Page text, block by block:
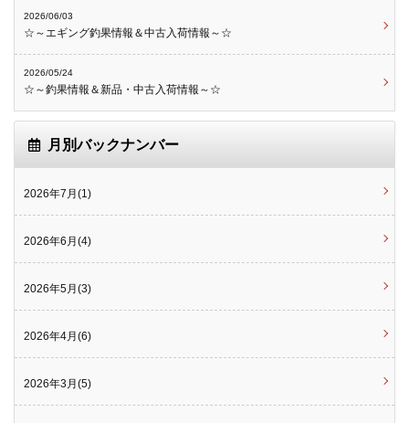
2026/06/03
☆～エギング釣果情報＆中古入荷情報～☆
2026/05/24
☆～釣果情報＆新品・中古入荷情報～☆
月別バックナンバー
2026年7月(1)
2026年6月(4)
2026年5月(3)
2026年4月(6)
2026年3月(5)